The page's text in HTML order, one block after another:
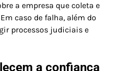
a empresa que coleta e
caso de falha, além do
processos judiciais e
a confiança